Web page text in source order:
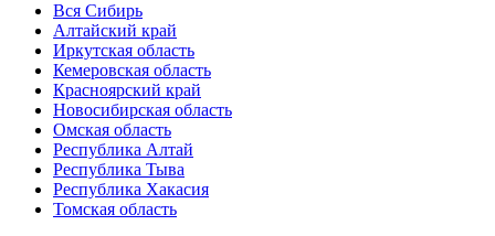
Вся Сибирь
Алтайский край
Иркутская область
Кемеровская область
Красноярский край
Новосибирская область
Омская область
Республика Алтай
Республика Тыва
Республика Хакасия
Томская область